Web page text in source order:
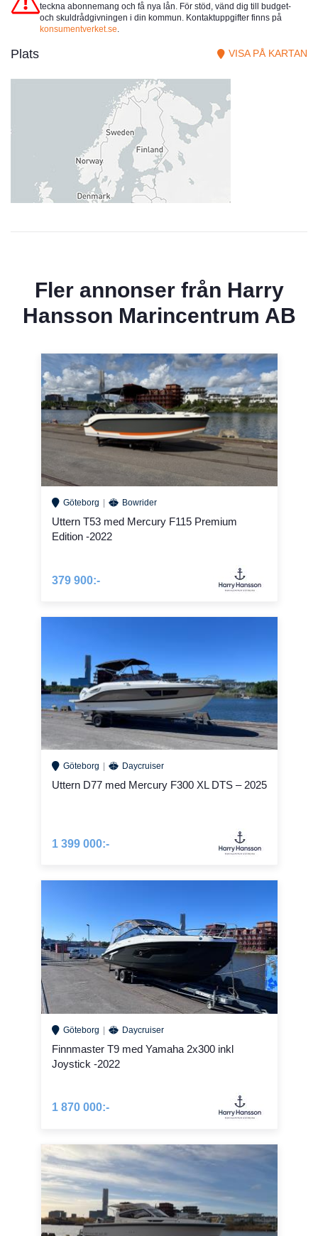
teckna abonnemang och få nya lån. För stöd, vänd dig till budget-
och skuldrådgivningen i din kommun. Kontaktuppgifter finns på
konsumentverket.se
Plats VISA PÅ KARTAN
Fler annonser från Harry
Hansson Marincentrum AB
Göteborg Bowrider
Uttern T53 med Mercury F115 Premium
Edition -2022
379 900:-
Göteborg Daycruiser
Uttern D77 med Mercury F300 XL DTS – 2025
1 399 000:-
Göteborg Daycruiser
Finnmaster T9 med Yamaha 2x300 inkl
Joystick -2022
1 870 000:-